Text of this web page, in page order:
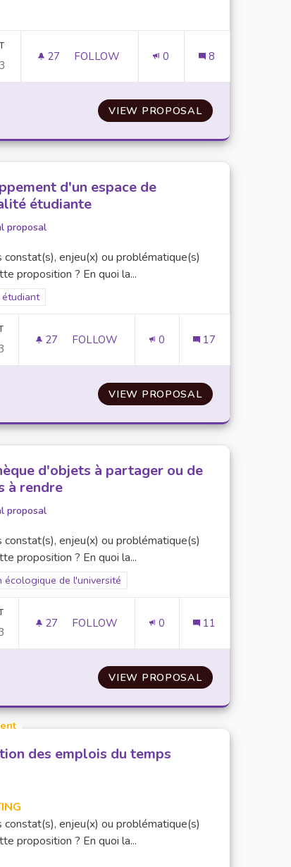
DE L'UPEC
DES SITES INTERNET DE L'UPEC
27 27 FOLLOWERS
FOLLOW 0 8
VIEW PROPOSALFÉDÉRATION
d'un espace de
étudiante
proposal
constat(s), enjeu(x) ou problématique(s)
proposition ? En quoi la...
for scope: Bien-être étudiant
27 27 FOLLOWERS
FOLLOW 0 17
VIEW PROPOSAL
ÉTUDIANT
d'objets à partager ou de
à rendre
proposal
constat(s), enjeu(x) ou problématique(s)
proposition ? En quoi la...
for scope: Transition écologique de l'université
écologique de l'université
27 27 FOLLOWERS
FOLLOW 0 11
VIEW PROPOSALBIBLIOTHÈQUE
des emplois du temps
constat(s), enjeu(x) ou problématique(s)
proposition ? En quoi la...